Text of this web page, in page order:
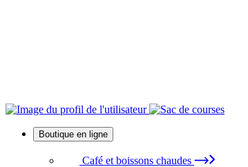
Boutique en ligne
Café et boissons chaudes